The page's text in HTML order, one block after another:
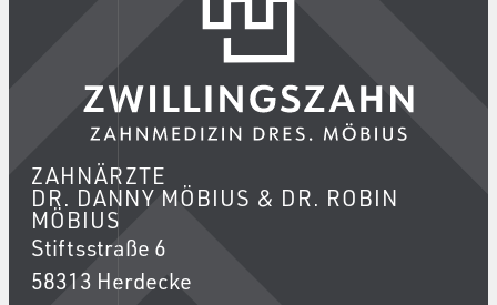
ZAHNÄRZTE
DR. DANNY MÖBIUS & DR. ROBIN
MÖBIUS
Stiftsstraße 6
58313 Herdecke